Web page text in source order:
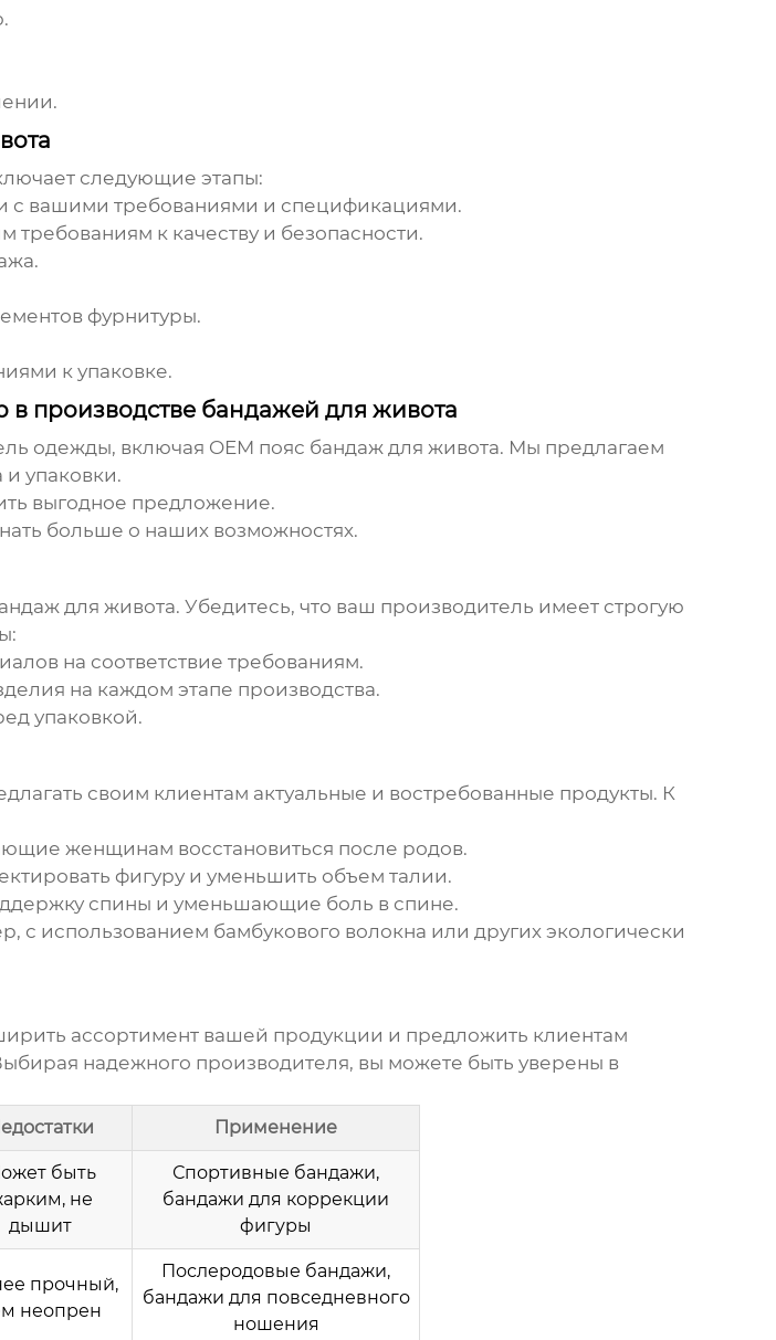
следующие этапы:
с вашими требованиями и спецификациями.
к качеству и безопасности.
фурнитуры.
к упаковке.
производстве бандажей для живота
одежды, включая OEM пояс бандаж для живота. Мы предлагаем
и упаковки.
выгодное предложение.
больше о наших возможностях.
для живота. Убедитесь, что ваш производитель имеет строгую
на соответствие требованиям.
на каждом этапе производства.
упаковкой.
своим клиентам актуальные и востребованные продукты. К
женщинам восстановиться после родов.
фигуру и уменьшить объем талии.
спины и уменьшающие боль в спине.
с использованием бамбукового волокна или других экологически
ассортимент вашей продукции и предложить клиентам
надежного производителя, вы можете быть уверены в
Применение
быть
не
дышит
Спортивные бандажи,
бандажи для коррекции
фигуры
прочный,
неопрен
Послеродовые бандажи,
бандажи для повседневного
ношения